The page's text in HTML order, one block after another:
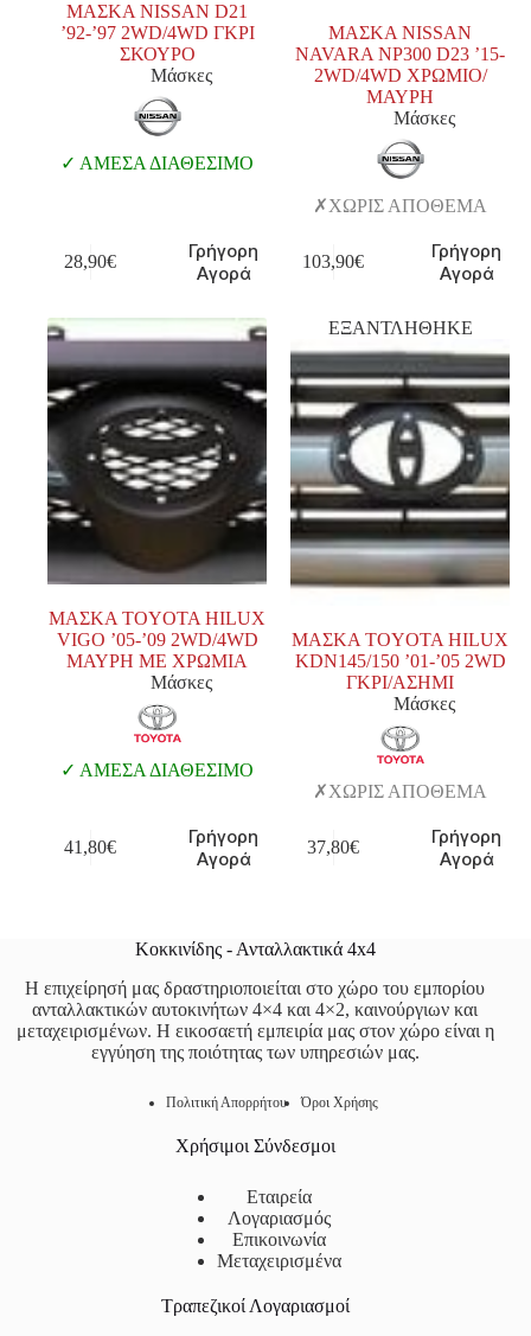
ΜΑΣΚΑ NISSAN D21
’92-’97 2WD/4WD ΓΚΡΙ
ΣΚΟΥΡΟ
Μάσκες
ΑΜΕΣΑ ΔΙΑΘΕΣΙΜΟ
28,90€
Γρήγορη
Αγορά
ΜΑΣΚΑ NISSAN
NAVARA NP300 D23 ’15-
2WD/4WD ΧΡΩΜΙΟ/
ΜΑΥΡΗ
Μάσκες
ΧΩΡΙΣ ΑΠΟΘΕΜΑ
103,90€
Γρήγορη
Αγορά
ΜΑΣΚΑ TOYOTA HILUX
VIGO ’05-’09 2WD/4WD
ΜΑΥΡΗ ΜΕ ΧΡΩΜΙΑ
Μάσκες
ΑΜΕΣΑ ΔΙΑΘΕΣΙΜΟ
41,80€
Γρήγορη
Αγορά
ΕΞΑΝΤΛΗΘΗΚΕ
ΜΑΣΚΑ TOYOTA HILUX
KDN145/150 ’01-’05 2WD
ΓΚΡΙ/ΑΣΗΜΙ
Μάσκες
ΧΩΡΙΣ ΑΠΟΘΕΜΑ
37,80€
Γρήγορη
Αγορά
Κοκκινίδης - Ανταλλακτικά 4x4
Η επιχείρησή μας δραστηριοποιείται στο χώρο του εμπορίου
ανταλλακτικών αυτοκινήτων 4×4 και 4×2, καινούργιων και
μεταχειρισμένων. Η εικοσαετή εμπειρία μας στον χώρο είναι η
εγγύηση της ποιότητας των υπηρεσιών μας.
Πολιτική Απορρήτου Όροι Χρήσης
Χρήσιμοι Σύνδεσμοι
Εταιρεία
Λογαριασμός
Επικοινωνία
Μεταχειρισμένα
Τραπεζικοί Λογαριασμοί